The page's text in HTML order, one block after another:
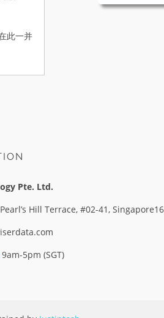
此一并
Pte. Ltd.
Hill Terrace, #02-41,
9am-5pm (SGT)